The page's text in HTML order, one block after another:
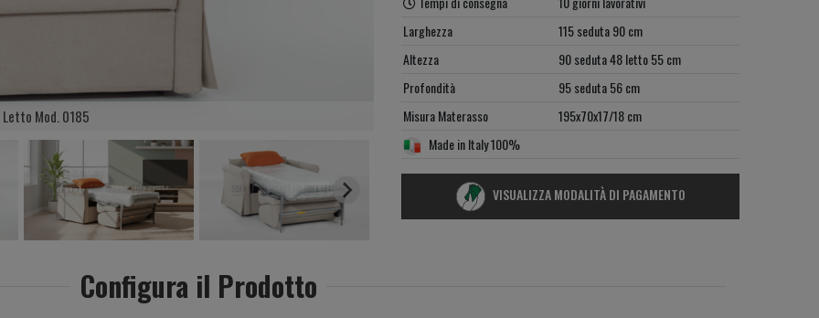
Mod. 0185
Larghezza
115 seduta 90 cm
Altezza
90 seduta 48 letto 55 cm
Profondità
95 seduta 56 cm
Misura Materasso
195x70x17/18 cm
Made in Italy 100%
VISUALIZZA MODALITÀ DI PAGAMENTO
Configura il Prodotto